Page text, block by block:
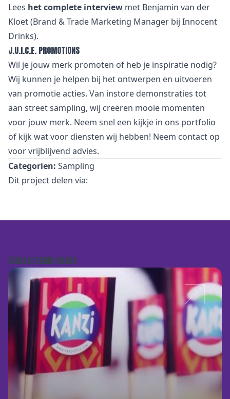
Lees het complete interview met Benjamin van der
Kloet (Brand & Trade Marketing Manager bij Innocent
Drinks).
J.U.I.C.E. PROMOTIONS
Wil je jouw merk promoten of heb je inspiratie nodig?
Wij kunnen je helpen bij het ontwerpen en uitvoeren
van promotie acties. Van instore demonstraties tot
aan street sampling, wij creëren mooie momenten
voor jouw merk. Neem snel een kijkje in ons portfolio
of kijk wat voor diensten wij hebben! Neem contact op
voor vrijblijvend advies.
Categorien: Sampling
Dit project delen via:
GERELATEERDE CASES